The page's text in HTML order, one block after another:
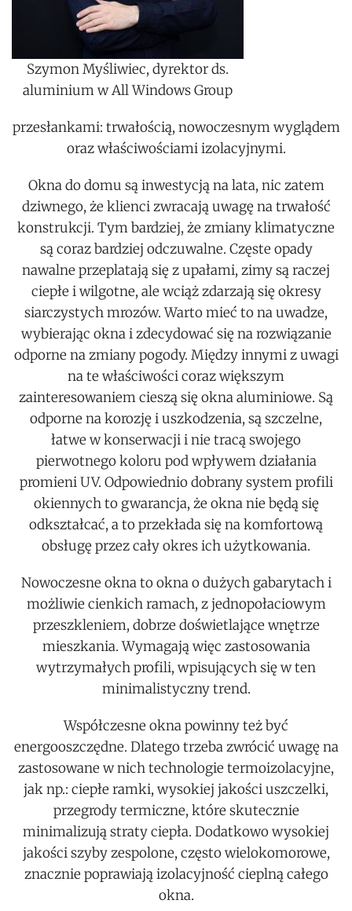
Szymon Myśliwiec, dyrektor ds.
aluminium w All Windows Group
przesłankami: trwałością, nowoczesnym wyglądem
oraz właściwościami izolacyjnymi.
Okna do domu są inwestycją na lata, nic zatem
dziwnego, że klienci zwracają uwagę na trwałość
konstrukcji. Tym bardziej, że zmiany klimatyczne
są coraz bardziej odczuwalne. Częste opady
nawalne przeplatają się z upałami, zimy są raczej
ciepłe i wilgotne, ale wciąż zdarzają się okresy
siarczystych mrozów. Warto mieć to na uwadze,
wybierając okna i zdecydować się na rozwiązanie
odporne na zmiany pogody. Między innymi z uwagi
na te właściwości coraz większym
zainteresowaniem cieszą się okna aluminiowe. Są
odporne na korozję i uszkodzenia, są szczelne,
łatwe w konserwacji i nie tracą swojego
pierwotnego koloru pod wpływem działania
promieni UV. Odpowiednio dobrany system profili
okiennych to gwarancja, że okna nie będą się
odkształcać, a to przekłada się na komfortową
obsługę przez cały okres ich użytkowania.
Nowoczesne okna to okna o dużych gabarytach i
możliwie cienkich ramach, z jednopołaciowym
przeszkleniem, dobrze doświetlające wnętrze
mieszkania. Wymagają więc zastosowania
wytrzymałych profili, wpisujących się w ten
minimalistyczny trend.
Współczesne okna powinny też być
energooszczędne. Dlatego trzeba zwrócić uwagę na
zastosowane w nich technologie termoizolacyjne,
jak np.: ciepłe ramki, wysokiej jakości uszczelki,
przegrody termiczne, które skutecznie
minimalizują straty ciepła. Dodatkowo wysokiej
jakości szyby zespolone, często wielokomorowe,
znacznie poprawiają izolacyjność cieplną całego
okna.